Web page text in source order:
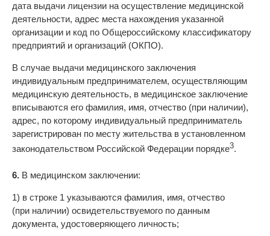
дата выдачи лицензии на осуществление медицинской
деятельности, адрес места нахождения указанной
организации и код по Общероссийскому классификатору
предприятий и организаций (ОКПО).
В случае выдачи медицинского заключения
индивидуальным предпринимателем, осуществляющим
медицинскую деятельность, в медицинское заключение
вписываются его фамилия, имя, отчество (при наличии),
адрес, по которому индивидуальный предприниматель
зарегистрирован по месту жительства в установленном
законодательством Российской Федерации порядке3.
6. В медицинском заключении:
1) в строке 1 указываются фамилия, имя, отчество
(при наличии) освидетельствуемого по данным
документа, удостоверяющего личность;